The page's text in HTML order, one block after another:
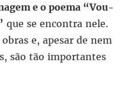
e o poema “Vou-
que se encontra nele.
e, apesar de nem
são tão importantes